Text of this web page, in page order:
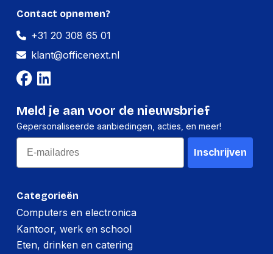
Categorieën
Computers en electronica
Kantoor, werk en school
Eten, drinken en catering
Contact opnemen?
+31 20 308 65 01
klant@officenext.nl
Meld je aan voor de nieuwsbrief
Gepersonaliseerde aanbiedingen, acties, en meer!
Email
Inschrijven